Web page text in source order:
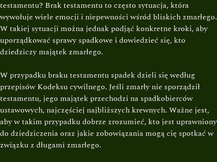
testamentu? Brak testamentu to często sytuacja, która
wywołuje wiele emocji i niepewności wśród bliskich zmarłego.
W takiej sytuacji można jednak podjąć konkretne kroki, aby
uporządkować sprawy spadkowe i dowiedzieć się, kto
dziedziczy majątek zmarłego.
W przypadku braku testamentu spadek dzieli się według
przepisów Kodeksu cywilnego. Jeśli zmarły nie sporządził
testamentu, jego majątek przechodzi na spadkobierców
ustawowych, najczęściej najbliższych krewnych. Ważne jest,
aby w takim przypadku dobrze zrozumieć, kto jest uprawniony
do dziedziczenia oraz jakie zobowiązania mogą cię spotkać w
związku z długami zmarłego.